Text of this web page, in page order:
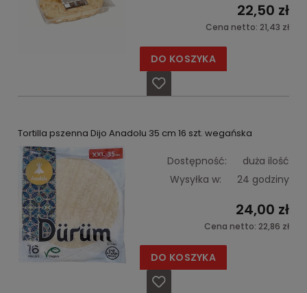
22,50 zł
Cena netto: 21,43 zł
DO KOSZYKA
Tortilla pszenna Dijo Anadolu 35 cm 16 szt. wegańska
Dostępność:
duża ilość
Wysyłka w:
24 godziny
24,00 zł
Cena netto: 22,86 zł
DO KOSZYKA